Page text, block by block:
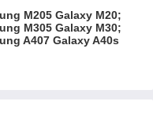
M205 Galaxy M20;
M305 Galaxy M30;
A407 Galaxy A40s